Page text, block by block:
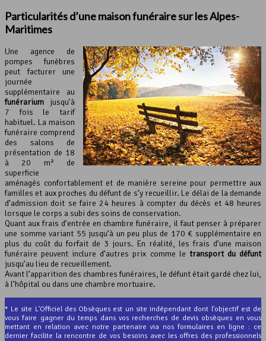
Particularités d’une maison funéraire sur lesAlpes-
Maritimes
Une agence de
pompes funèbres
peut facturer une
journée
supplémentaire au
funérarium jusqu’à
7 fois le tarif
habituel. La maison
funéraire comprend
des salons de
présentation de 18
à 20 m² de
superficie
aménagés confortablement et de manière sereine pour permettre aux
familles et aux proches du défunt de s’y recueillir. Le délai de la demande
d’admission doit se faire 24 heures à compter du décès et 48 heures
lorsque le corps a subi des soins de conservation.
Quant aux frais d’entrée en chambre funéraire, il faut penser à préparer
une somme variant 55 jusqu’à un peu plus de 170 € supplémentaire en
plus du coût du forfait de 3 jours. En réalité, les frais d’une maison
funéraire peuvent inclure d’autres prix comme le transport du défunt
jusqu’au lieu de recueillement.
Avant l’apparition des chambres funéraires, le défunt était gardé chez lui,
à l’hôpital ou dans une chambre mortuaire.
* Le site L'Officiel des Obsèques est un site indépendant dont l'objectif est de
vous faire gagner du temps dans vos recherches de devis obsèques en vous
mettant en relation avec notre partenaire via nos formulaires en ligne : ce
dernier facilite la rencontre de vos besoins avec les offres des professionnels